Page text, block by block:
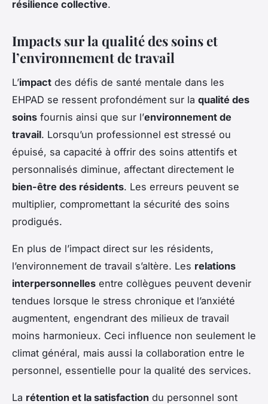
résilience collective.
Impacts sur la qualité des soins et
l’environnement de travail
L’impact des défis de santé mentale dans les
EHPAD se ressent profondément sur la qualité des
soins fournis ainsi que sur l’environnement de
travail. Lorsqu’un professionnel est stressé ou
épuisé, sa capacité à offrir des soins attentifs et
personnalisés diminue, affectant directement le
bien-être des résidents. Les erreurs peuvent se
multiplier, compromettant la sécurité des soins
prodigués.
En plus de l’impact direct sur les résidents,
l’environnement de travail s’altère. Les relations
interpersonnelles entre collègues peuvent devenir
tendues lorsque le stress chronique et l’anxiété
augmentent, engendrant des milieux de travail
moins harmonieux. Ceci influence non seulement le
climat général, mais aussi la collaboration entre le
personnel, essentielle pour la qualité des services.
La rétention et la satisfaction du personnel sont